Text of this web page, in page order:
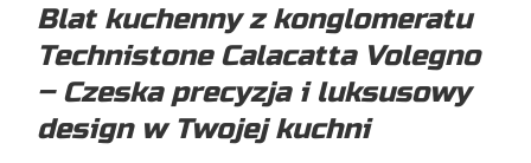
Blat kuchenny z konglomeratu
Technistone Calacatta Volegno
– Czeska precyzja i luksusowy
design w Twojej kuchni